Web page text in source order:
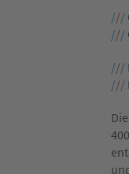
///
///
///
///